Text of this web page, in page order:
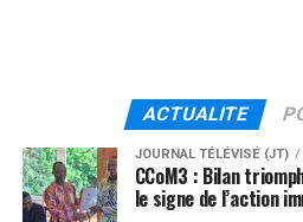
ACTUALITE
JOURNAL TÉLÉVISÉ (JT)
CCoM3 : Bilan
le signe de l’action